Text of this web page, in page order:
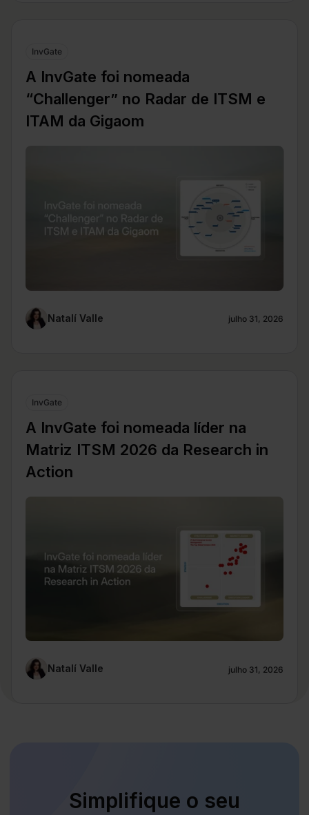
InvGate
A InvGate foi nomeada
“Challenger” no Radar de ITSM e
ITAM da Gigaom
Natalí Valle julho 31, 2026
InvGate
A InvGate foi nomeada líder na
Matriz ITSM 2026 da Research in
Action
Natalí Valle julho 31, 2026
Simplifique o seu